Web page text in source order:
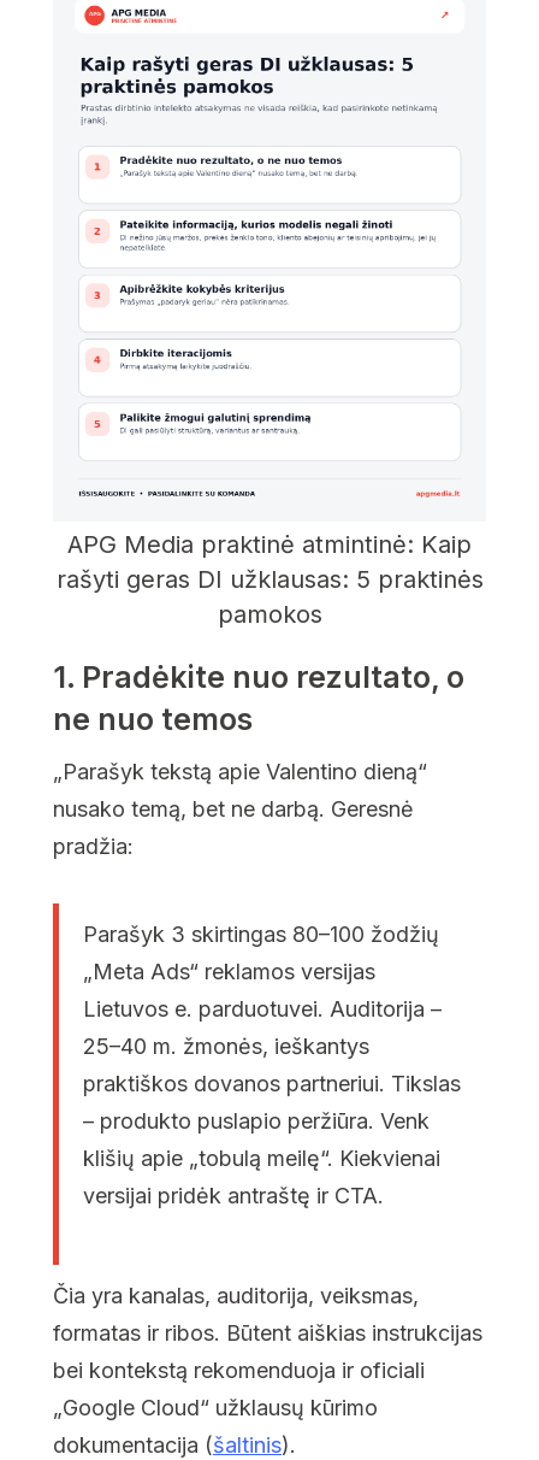
APG Media praktinė atmintinė: Kaip
rašyti geras DI užklausas: 5 praktinės
pamokos
1. Pradėkite nuo rezultato, o
ne nuo temos
„Parašyk tekstą apie Valentino dieną“
nusako temą, bet ne darbą. Geresnė
pradžia:
Parašyk 3 skirtingas 80–100 žodžių
„Meta Ads“ reklamos versijas
Lietuvos e. parduotuvei. Auditorija –
25–40 m. žmonės, ieškantys
praktiškos dovanos partneriui. Tikslas
– produkto puslapio peržiūra. Venk
klišių apie „tobulą meilę“. Kiekvienai
versijai pridėk antraštę ir CTA.
Čia yra kanalas, auditorija, veiksmas,
formatas ir ribos. Būtent aiškias instrukcijas
bei kontekstą rekomenduoja ir oficiali
„Google Cloud“ užklausų kūrimo
dokumentacija (šaltinis).